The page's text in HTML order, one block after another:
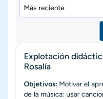
Explotación
Rosalía
Objetivos: Motivar el
de la música: usar